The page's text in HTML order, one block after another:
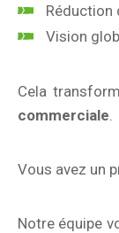
Réduction
Vision
Cela
commerciale
Vous avez un
Notre équipe